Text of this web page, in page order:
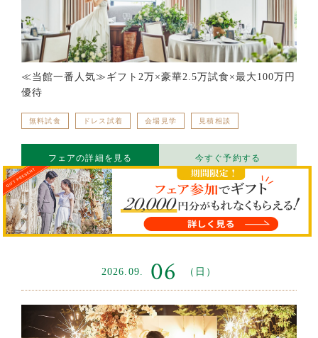
≪当館一番人気≫ギフト2万×豪華2.5万試食×最大100万円
優待
無料試食 ドレス試着 会場見学 見積相談
フェアの詳細を見る 今すぐ予約する
同日開催のフェアを
2026.09. 06 （日）